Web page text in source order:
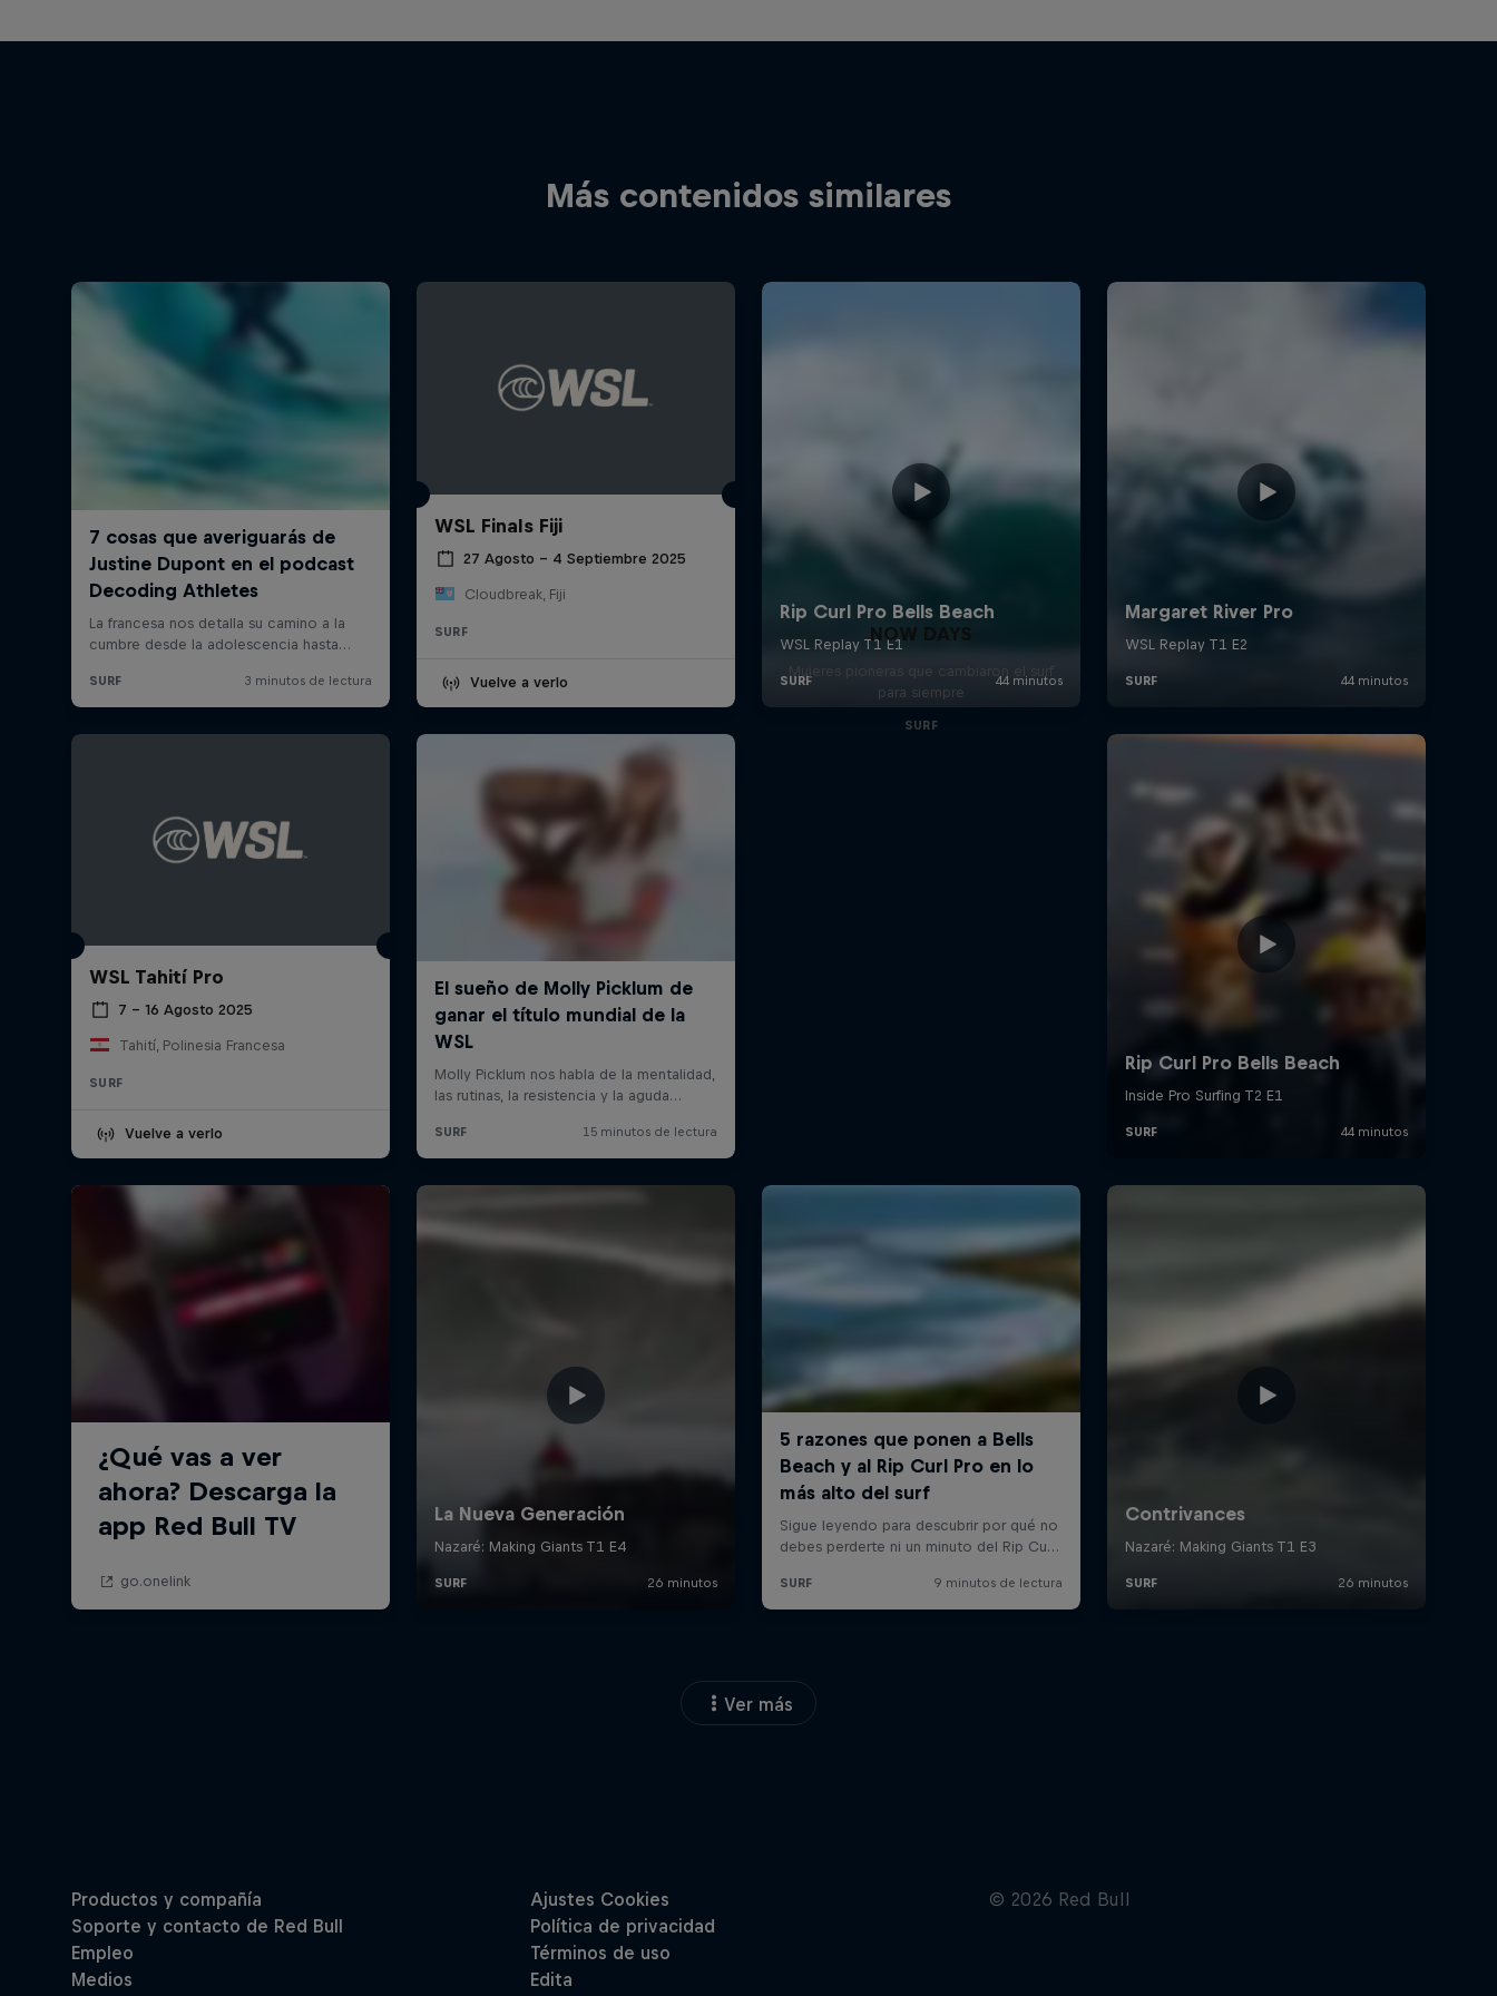
Más contenidos similares
WSL Finals Fiji
27 Agosto – 4 Septiembre 2025
Cloudbreak, Fiji
SURF
Vuelve a verlo
WSL Tahití Pro
7 – 16 Agosto 2025
Tahití, Polinesia Francesa
SURF
Vuelve a verlo
NOW DAYS
Mujeres pioneras que cambiaron el surf
para siempre
SURF
Ver más